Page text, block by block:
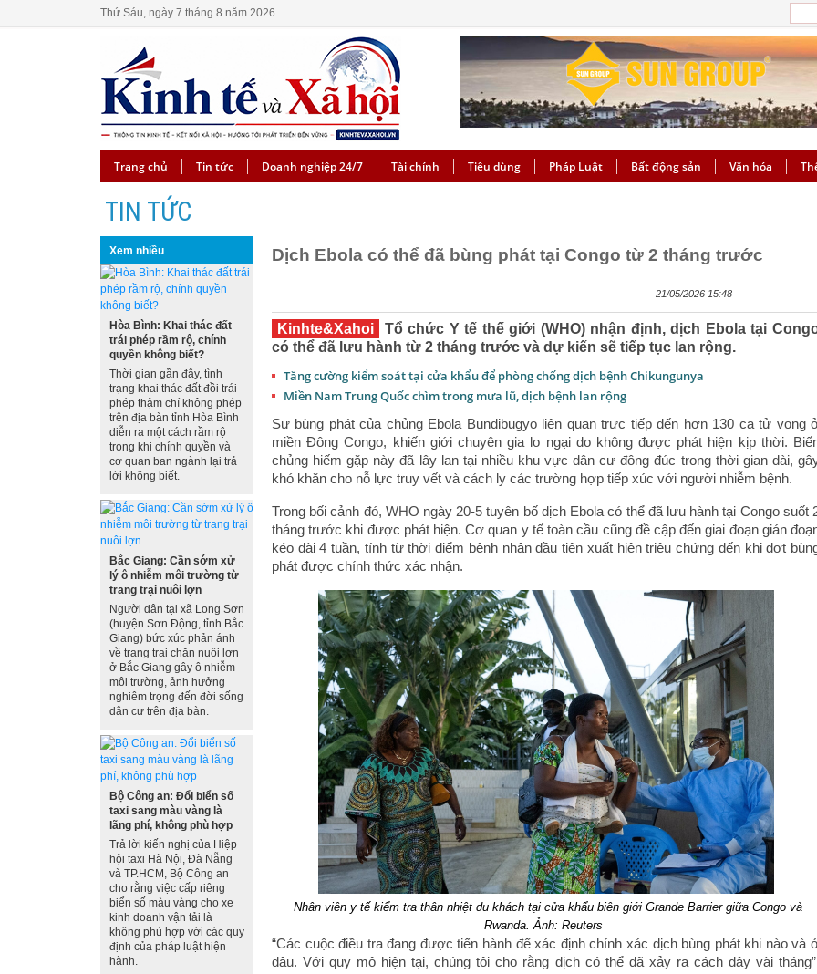
Thứ Sáu, ngày 7 tháng 8 năm 2026
Trang chủ Tin tức Doanh nghiệp 24/7 Tài chính Tiêu dùng Pháp Luật Bất động sản Văn hóa
TIN TỨC
Xem nhiều
Hòa Bình: Khai thác đất
trái phép rầm rộ, chính
quyền không biết?
Thời gian gần đây, tình
trạng khai thác đất đồi trái
phép thậm chí không phép
trên địa bàn tỉnh Hòa Bình
diễn ra một cách rầm rộ
trong khi chính quyền và
cơ quan ban ngành lại trả
lời không biết.
Bắc Giang: Cần sớm xử
lý ô nhiễm môi trường từ
trang trại nuôi lợn
Người dân tại xã Long Sơn
(huyện Sơn Động, tỉnh Bắc
Giang) bức xúc phản ánh
về trang trại chăn nuôi lợn
ở Bắc Giang gây ô nhiễm
môi trường, ảnh hưởng
nghiêm trọng đến đời sống
dân cư trên địa bàn.
Bộ Công an: Đổi biển số
taxi sang màu vàng là
lãng phí, không phù hợp
Trả lời kiến nghị của Hiệp
hội taxi Hà Nội, Đà Nẵng
và TP.HCM, Bộ Công an
cho rằng việc cấp riêng
biển số màu vàng cho xe
kinh doanh vận tải là
không phù hợp với các quy
định của pháp luật hiện
hành.
Dịch Ebola có thể đã bùng phát tại Congo từ 2 tháng trước
21/05/2026 15:48
Kinhte&Xahoi
Tổ chức Y tế thế giới (WHO) nhận định, dịch Ebola tại
có thể đã lưu hành từ 2 tháng trước và dự kiến ​​sẽ tiếp tục lan rộng.
Tăng cường kiểm soát tại cửa khẩu để phòng chống dịch bệnh Chikungunya
Miền Nam Trung Quốc chìm trong mưa lũ, dịch bệnh lan rộng
Sự bùng phát của chủng Ebola Bundibugyo liên quan trực tiếp đến hơn 130 ca tử vong
miền Đông Congo, khiến giới chuyên gia lo ngại do không được phát hiện kịp thời.
chủng hiếm gặp này đã lây lan tại nhiều khu vực dân cư đông đúc trong thời gian dài,
khó khăn cho nỗ lực truy vết và cách ly các trường hợp tiếp xúc với người nhiễm bệnh.
Trong bối cảnh đó, WHO ngày 20-5 tuyên bố dịch Ebola có thể đã lưu hành tại Congo suốt
tháng trước khi được phát hiện. Cơ quan y tế toàn cầu cũng đề cập đến giai đoạn gián
kéo dài 4 tuần, tính từ thời điểm bệnh nhân đầu tiên xuất hiện triệu chứng đến khi đợt
phát được chính thức xác nhận.
Nhân viên y tế kiểm tra thân nhiệt du khách tại cửa khẩu biên giới Grande Barrier giữa Congo và
Rwanda. Ảnh: Reuters
“Các cuộc điều tra đang được tiến hành để xác định chính xác dịch bùng phát khi nào và
đâu. Với quy mô hiện tại, chúng tôi cho rằng dịch có thể đã xảy ra cách đây vài